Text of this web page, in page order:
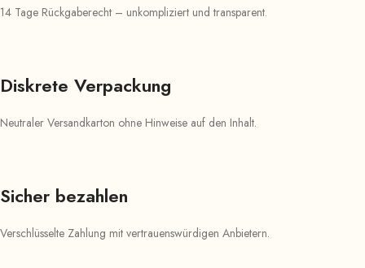
14 Tage Rückgaberecht – unkompliziert und transparent.
Diskrete Verpackung
Neutraler Versandkarton ohne Hinweise auf den Inhalt.
Sicher bezahlen
Verschlüsselte Zahlung mit vertrauenswürdigen Anbietern.